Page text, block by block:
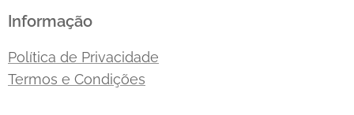
Informação
Política de Privacidade
Termos e Condições